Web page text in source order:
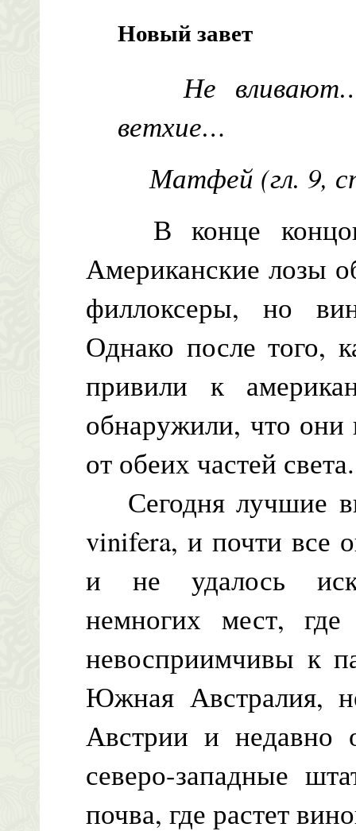
Новый завет
Не
ветхие…
Матфей (гл. 9,
В конце концов
Американские лозы
филлоксеры, но
Однако после того,
привили к
обнаружили, что они
от обеих частей света.
Сегодня лучшие
vinifera, и почти все
и не удалось
немногих мест, где
невосприимчивы к
Южная Австралия,
Австрии и недавно
северо-западные
почва, где растет